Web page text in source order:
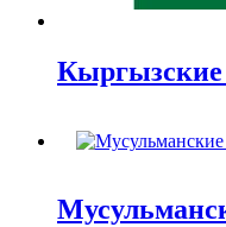
Кыргызские